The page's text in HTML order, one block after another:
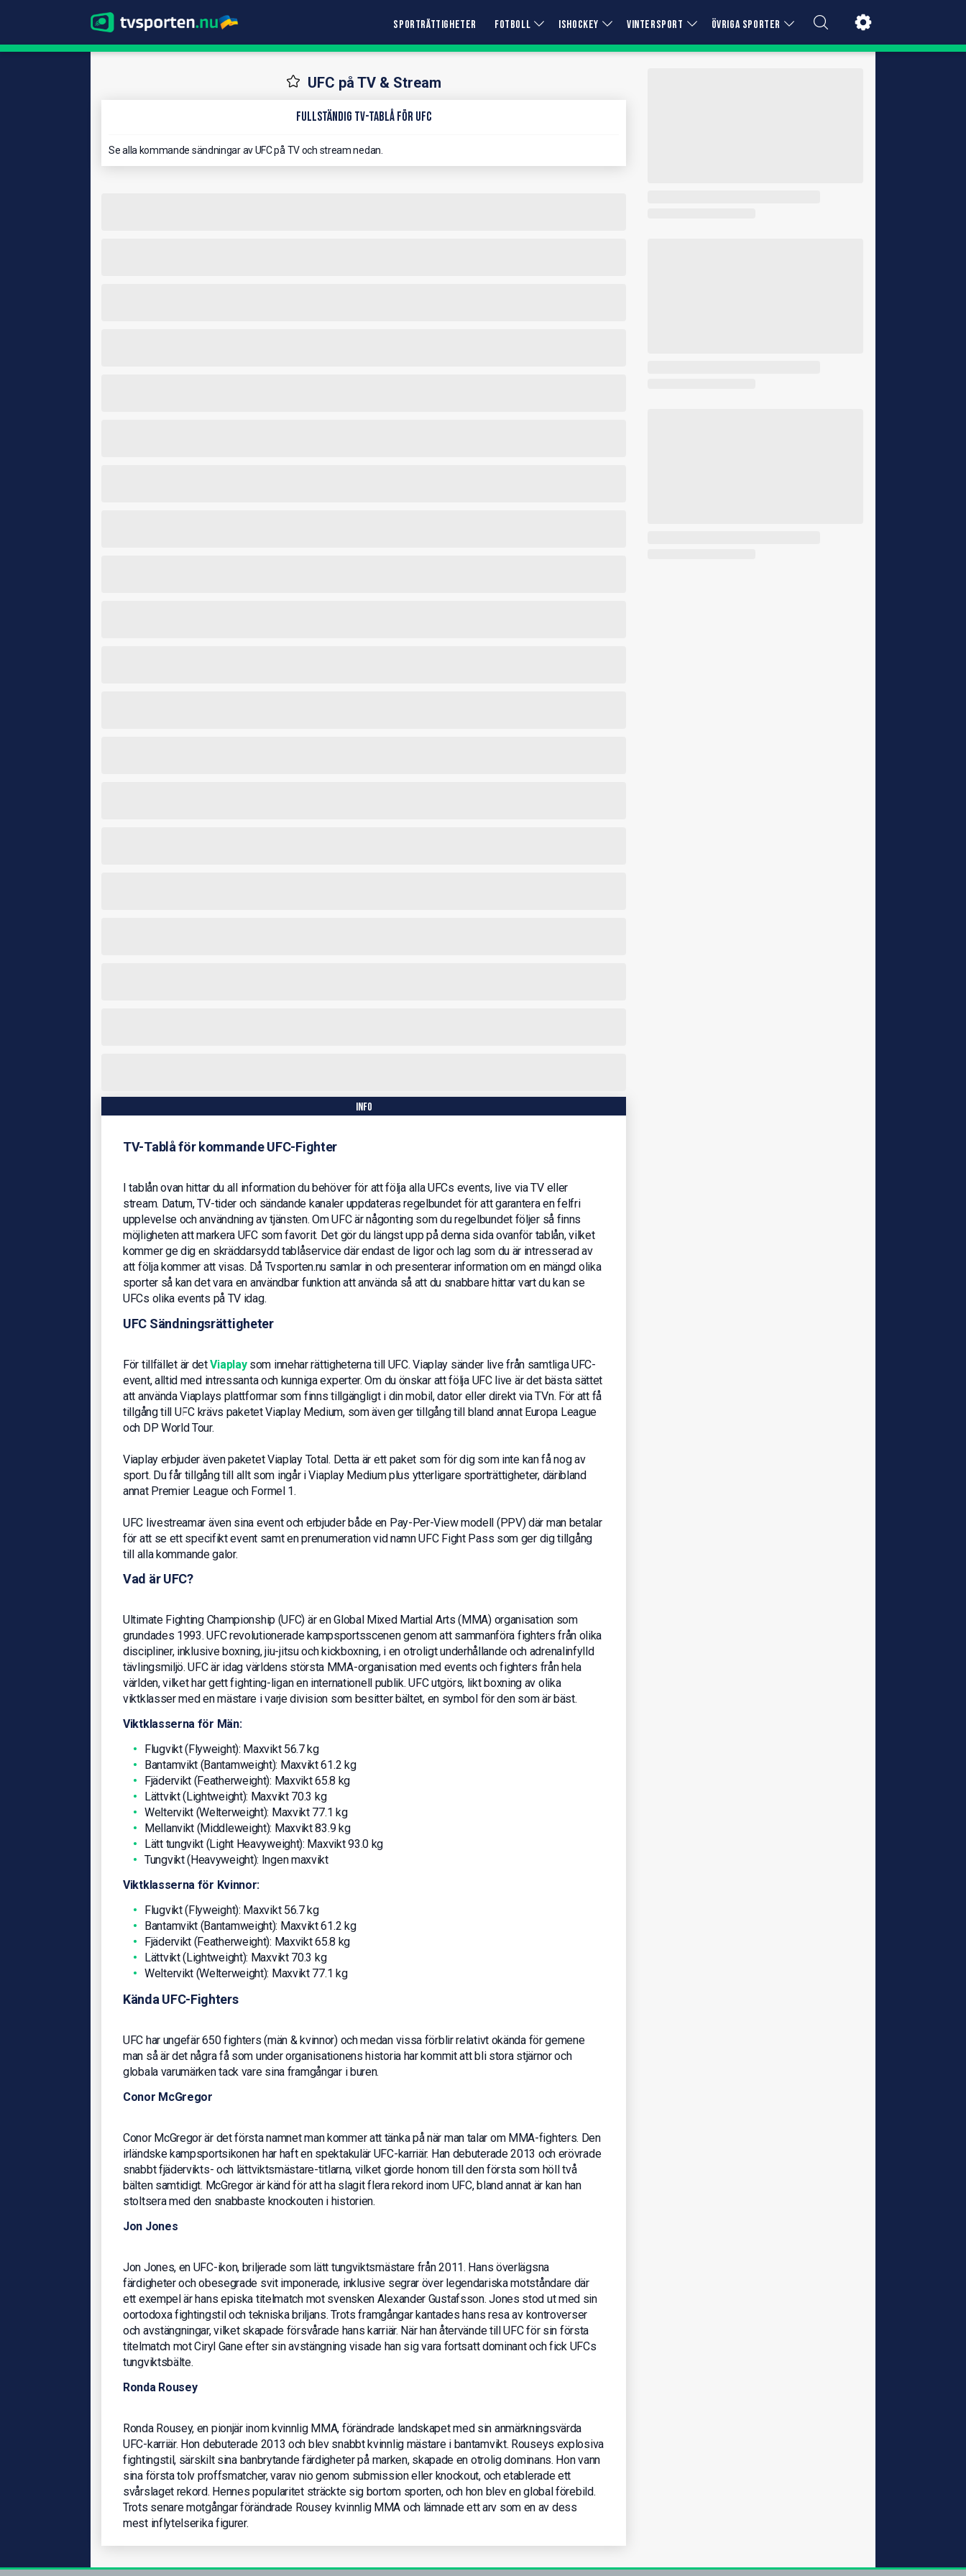
SPORTRÄTTIGHETER FOTBOLL ISHOCKEY VINTERSPORT ÖVRIGA SPORTER
UFC på TV & Stream
Fullständig TV-Tablå för UFC
Se alla kommande sändningar av UFC på TV och stream nedan.
info
TV-Tablå för kommande UFC-Fighter
I tablån ovan hittar du all information du behöver för att följa alla UFCs events, live via TV eller
stream. Datum, TV-tider och sändande kanaler uppdateras regelbundet för att garantera en felfri
upplevelse och användning av tjänsten. Om UFC är någonting som du regelbundet följer så finns
möjligheten att markera UFC som favorit. Det gör du längst upp på denna sida ovanför tablån, vilket
kommer ge dig en skräddarsydd tablåservice där endast de ligor och lag som du är intresserad av
att följa kommer att visas. Då Tvsporten.nu samlar in och presenterar information om en mängd olika
sporter så kan det vara en användbar funktion att använda så att du snabbare hittar vart du kan se
UFCs olika events på TV idag.
UFC Sändningsrättigheter
För tillfället är detViaplaysom innehar rättigheterna till UFC. Viaplay sänder live från samtliga UFC-
event, alltid med intressanta och kunniga experter. Om du önskar att följa UFC live är det bästa sättet
att använda Viaplays plattformar som finns tillgängligt i din mobil, dator eller direkt via TVn. För att få
tillgång till UFC krävs paketet Viaplay Medium, som även ger tillgång till bland annat Europa League
och DP World Tour.
Viaplay erbjuder även paketet Viaplay Total. Detta är ett paket som för dig som inte kan få nog av
sport. Du får tillgång till allt som ingår i Viaplay Medium plus ytterligare sporträttigheter, däribland
annat Premier League och Formel 1.
UFC livestreamar även sina event och erbjuder både en Pay-Per-View modell (PPV) där man betalar
för att se ett specifikt event samt en prenumeration vid namn UFC Fight Pass som ger dig tillgång
till alla kommande galor.
Vad är UFC?
Ultimate Fighting Championship (UFC) är en Global Mixed Martial Arts (MMA) organisation som
grundades 1993. UFC revolutionerade kampsportsscenen genom att sammanföra fighters från olika
discipliner, inklusive boxning, jiu-jitsu och kickboxning, i en otroligt underhållande och adrenalinfylld
tävlingsmiljö. UFC är idag världens största MMA-organisation med events och fighters från hela
världen, vilket har gett fighting-ligan en internationell publik. UFC utgörs, likt boxning av olika
viktklasser med en mästare i varje division som besitter bältet, en symbol för den som är bäst.
Viktklasserna för Män:
Flugvikt (Flyweight): Maxvikt 56.7 kg
Bantamvikt (Bantamweight): Maxvikt 61.2 kg
Fjädervikt (Featherweight): Maxvikt 65.8 kg
Lättvikt (Lightweight): Maxvikt 70.3 kg
Weltervikt (Welterweight): Maxvikt 77.1 kg
Mellanvikt (Middleweight): Maxvikt 83.9 kg
Lätt tungvikt (Light Heavyweight): Maxvikt 93.0 kg
Tungvikt (Heavyweight): Ingen maxvikt
Viktklasserna för Kvinnor:
Flugvikt (Flyweight): Maxvikt 56.7 kg
Bantamvikt (Bantamweight): Maxvikt 61.2 kg
Fjädervikt (Featherweight): Maxvikt 65.8 kg
Lättvikt (Lightweight): Maxvikt 70.3 kg
Weltervikt (Welterweight): Maxvikt 77.1 kg
Kända UFC-Fighters
UFC har ungefär 650 fighters (män & kvinnor) och medan vissa förblir relativt okända för gemene
man så är det några få som under organisationens historia har kommit att bli stora stjärnor och
globala varumärken tack vare sina framgångar i buren.
Conor McGregor
Conor McGregor är det första namnet man kommer att tänka på när man talar om MMA-fighters. Den
irländske kampsportsikonen har haft en spektakulär UFC-karriär. Han debuterade 2013 och erövrade
snabbt fjädervikts- och lättviktsmästare-titlarna, vilket gjorde honom till den första som höll två
bälten samtidigt. McGregor är känd för att ha slagit flera rekord inom UFC, bland annat är kan han
stoltsera med den snabbaste knockouten i historien.
Jon Jones
Jon Jones, en UFC-ikon, briljerade som lätt tungviktsmästare från 2011. Hans överlägsna
färdigheter och obesegrade svit imponerade, inklusive segrar över legendariska motståndare där
ett exempel är hans episka titelmatch mot svensken Alexander Gustafsson. Jones stod ut med sin
oortodoxa fightingstil och tekniska briljans. Trots framgångar kantades hans resa av kontroverser
och avstängningar, vilket skapade försvårade hans karriär. När han återvände till UFC för sin första
titelmatch mot Ciryl Gane efter sin avstängning visade han sig vara fortsatt dominant och fick UFCs
tungviktsbälte.
Ronda Rousey
Ronda Rousey, en pionjär inom kvinnlig MMA, förändrade landskapet med sin anmärkningsvärda
UFC-karriär. Hon debuterade 2013 och blev snabbt kvinnlig mästare i bantamvikt. Rouseys explosiva
fightingstil, särskilt sina banbrytande färdigheter på marken, skapade en otrolig dominans. Hon vann
sina första tolv proffsmatcher, varav nio genom submission eller knockout, och etablerade ett
svårslaget rekord. Hennes popularitet sträckte sig bortom sporten, och hon blev en global förebild.
Trots senare motgångar förändrade Rousey kvinnlig MMA och lämnade ett arv som en av dess
mest inflytelserika figurer.